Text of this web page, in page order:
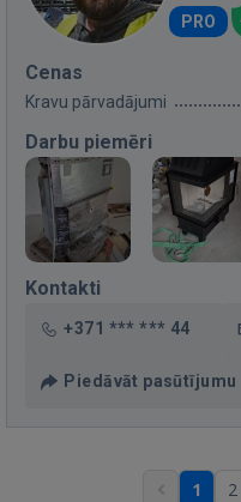
PRO
Cenas
Kravu pārvadājumi
Darbu piemēri
Kontakti
+371 *** *** 44
Piedāvāt pasūtījumu
1 2